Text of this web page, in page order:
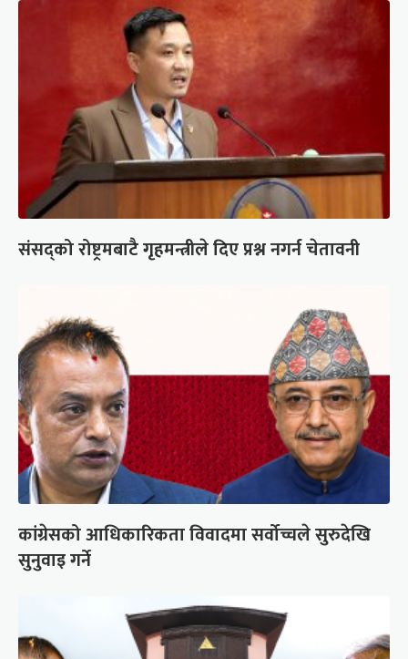
संसद्को रोष्ट्रमबाटै गृहमन्त्रीले दिए प्रश्न नगर्न चेतावनी
कांग्रेसको आधिकारिकता विवादमा सर्वोच्चले सुरुदेखि
सुनुवाइ गर्ने